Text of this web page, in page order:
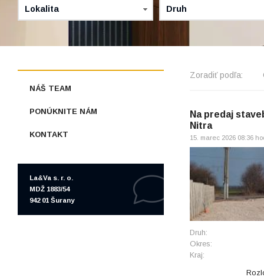
Zoradiť podľa:
Na predaj
Nitra
15. marec 2026 08:36
Druh:
Okres:
Kraj:
NÁŠ TEAM
PONÚKNITE NÁM
KONTAKT
La&Va s. r. o.
MDŽ 1883/54
942 01 Šurany
Lokalita Druh